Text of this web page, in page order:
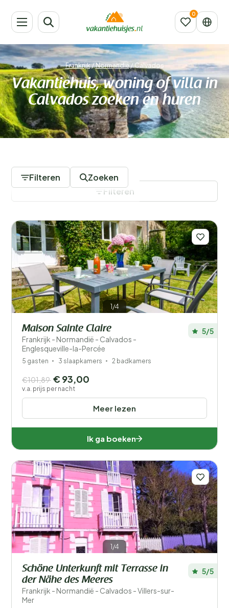
Frankrijk/Normandië/Calvados
Vakantiehuis, woning of villa in
Calvados zoeken en huren
Filteren Zoeken
Je vakantie
Kies reisdata en je gezelschap
Wanneer?
Aantal gasten?
Plaatsen
Prijs
Ligging
Kinderen
Type vakantiehuisje
Populaire filters
Filters opslaan
Filteren
1/4
Maison Sainte Claire
Frankrijk - Normandië - Calvados -
Englesqueville-la-Percée
5/5
5 gasten 3 slaapkamers 2 badkamers
Meer lezen
€101,89 € 93,00
v.a. prijs per nacht
Ik ga boeken
1/4
Schöne Unterkunft mit Terrasse in
der Nähe des Meeres
Frankrijk - Normandië - Calvados - Villers-sur-
Mer
5/5